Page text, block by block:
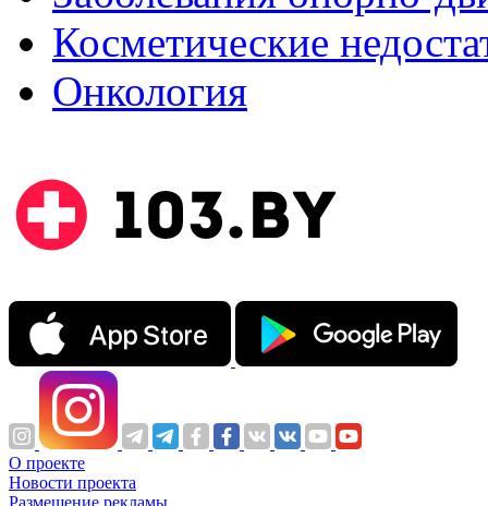
Косметические
Онкология
О проекте
Новости проекта
Размещение рекламы